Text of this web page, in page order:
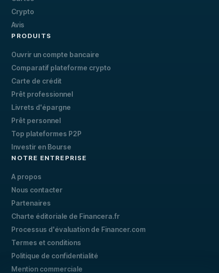
Crypto
Avis
PRODUITS
Ouvrir un compte bancaire
Comparatif plateforme crypto
Carte de crédit
Prêt professionnel
Livrets d'épargne
Prêt personnel
Top plateformes P2P
Investir en Bourse
NOTRE ENTREPRISE
A propos
Nous contacter
Partenaires
Charte éditoriale de Financera.fr
Processus d'évaluation de Financer.com
Termes et conditions
Politique de confidentialité
Mention commerciale